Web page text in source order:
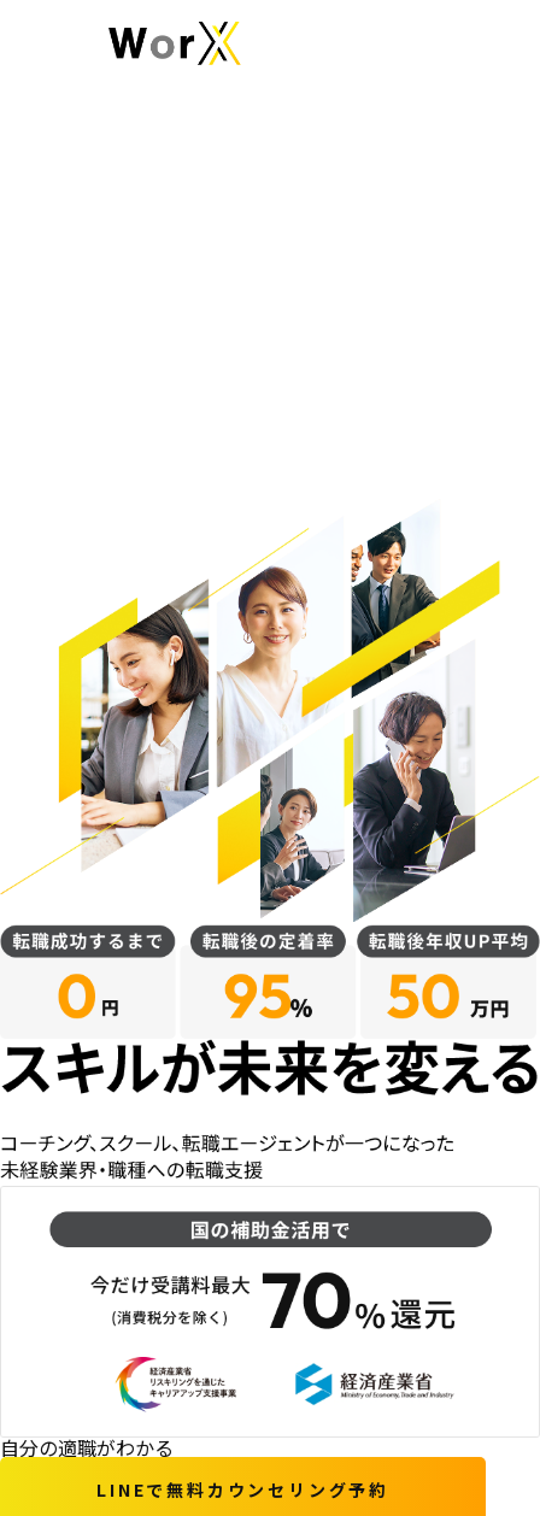
自分の適職がわかる
LINEで無料カウンセリング予約